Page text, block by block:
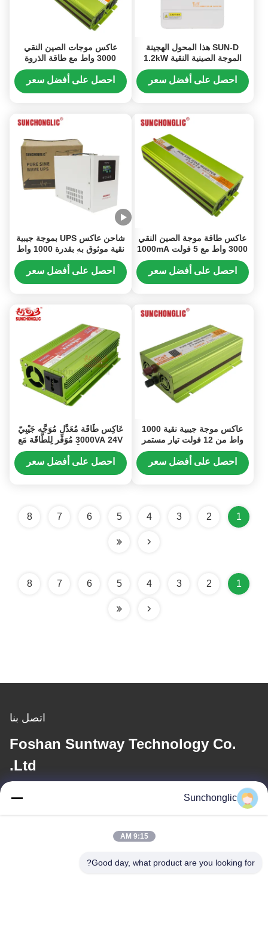
SUN-D هذا المحول الهجينة
الموجة الصينية النقية 1.2kW
يدمج تكنولوجيا MPPT ، مدخلات
الشحن المزدوجة AC و PV
احصل على أفضل سعر
عاكس موجات الصين النقي
3000 واط مع طاقة الذروة
6000 واط و 94 ٪ كفاءة لحلول
الطاقة خارج الشبكة
احصل على أفضل سعر
عاكس طاقة موجة الصين النقي
3000 واط مع 5 فولت 1000mA
مخرج USB لتطبيقات 24 فولت
DC إلى 220 فولت AC خارج
احصل على أفضل سعر
شاحن عاكس UPS بموجة جيبية
نقية موثوق به بقدرة 1000 واط
1500 فولت أمبير مع 3 أوضاع
شحن للأجهزة الإلكترونية
احصل على أفضل سعر
عاكس موجة جيبية نقية 1000
واط من 12 فولت تيار مستمر
إلى 220 فولت تيار متردد بكفاءة
عالية وحماية متعددة
احصل على أفضل سعر
عَاكِس طَاقَة مُعَدَّل مُوَجَّه جَيْبِيّ
3000VA 24V مُوَفِّر لِلطَّاقَة مَع
شَحن USB لِلْاسْتِخْدَام الرُّوتِينِيّ
احصل على أفضل سعر
1
2
3
4
5
6
7
8
1
2
3
4
5
6
7
8
اتصل بنا
Foshan Suntway Technology Co.
Ltd.
البريد الإلكتروني Sunchonglic
9:15 AM
Good day, what product are you looking for?